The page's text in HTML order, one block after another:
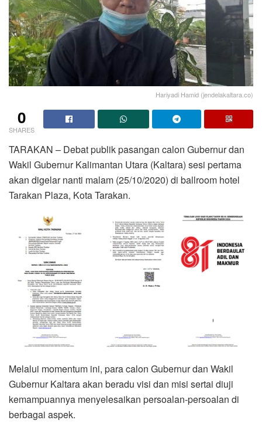
Hariyadi Hamid (jendelakaltara.co)
0
SHARES
TARAKAN – Debat publik pasangan calon Gubernur dan
Wakil Gubernur Kalimantan Utara (Kaltara) sesi pertama
akan digelar nanti malam (25/10/2020) di ballroom hotel
Tarakan Plaza, Kota Tarakan.
Melalui momentum ini, para calon Gubernur dan Wakil
Gubernur Kaltara akan beradu visi dan misi sertai diuji
kemampuannya menyelesaikan persoalan-persoalan di
berbagai aspek.